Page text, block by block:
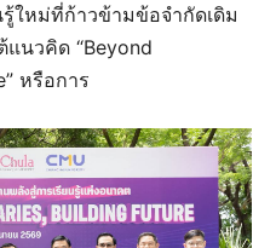
ใหม่ที่ก้าวข้ามข้อจำกัดเดิม
นวคิด “Beyond
หรือการ